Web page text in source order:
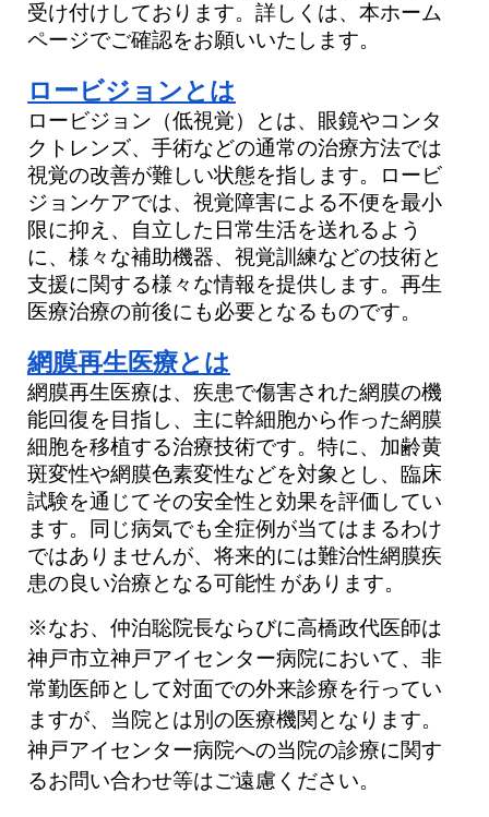
受け付けしております。詳しくは、本ホーム
ページでご確認をお願いいたします。
ロービジョンとは
ロービジョン（低視覚）とは、眼鏡やコンタ
クトレンズ、手術などの通常の治療方法では
視覚の改善が難しい状態を指します。ロービ
ジョンケアでは、視覚障害による不便を最小
限に抑え、自立した日常生活を送れるよう
に、様々な補助機器、視覚訓練などの技術と
支援に関する様々な情報を提供します。再生
医療治療の前後にも必要となるものです。
網膜再生医療とは
網膜再生医療は、疾患で傷害された網膜の機
能回復を目指し、主に幹細胞から作った網膜
細胞を移植する治療技術です。特に、加齢黄
斑変性や網膜色素変性などを対象とし、臨床
試験を通じてその安全性と効果を評価してい
ます。同じ病気でも全症例が当てはまるわけ
ではありませんが、将来的には難治性網膜疾
患の良い治療となる可能性 があります。
※なお、仲泊聡院長ならびに高橋政代医師は
神戸市立神戸アイセンター病院において、非
常勤医師として対面での外来診療を行ってい
ますが、当院とは別の医療機関となります。
神戸アイセンター病院への当院の診療に関す
るお問い合わせ等はご遠慮ください。